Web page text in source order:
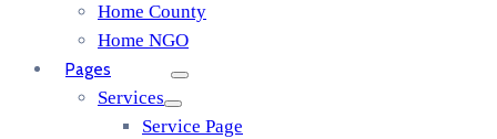
Home County
Home NGO
Pages
Services
Service Page